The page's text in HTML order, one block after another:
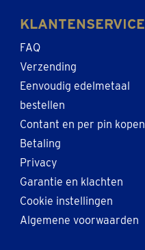
KLANTENSERVICE
FAQ
Verzending
Eenvoudig edelmetaal
bestellen
Contant en per pin kopen
Betaling
Privacy
Garantie en klachten
Cookie instellingen
Algemene voorwaarden